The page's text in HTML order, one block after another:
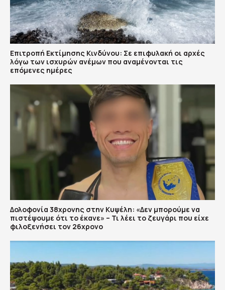
Επιτροπή Εκτίμησης Κινδύνου: Σε επιφυλακή οι αρχές
λόγω των ισχυρών ανέμων που αναμένονται τις
επόμενες ημέρες
Δολοφονία 38χρονης στην Κυψέλη: «Δεν μπορούμε να
πιστέψουμε ότι το έκανε» – Τι λέει το ζευγάρι που είχε
φιλοξενήσει τον 26χρονο